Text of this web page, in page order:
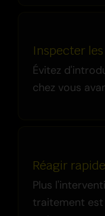
Inspecter
Évitez
chez vous
Réagir
Plus
traitement